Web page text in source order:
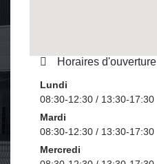
Horaires d'ouverture
Lundi
08:30-12:30 / 13:30-17:30
Mardi
08:30-12:30 / 13:30-17:30
Mercredi